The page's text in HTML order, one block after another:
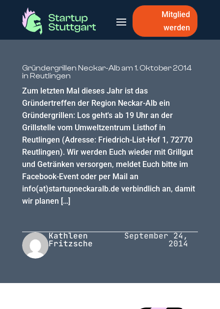
Mitglied
werden
Gründergrillen Neckar-Alb am 1. Oktober 2014
in Reutlingen
Zum letzten Mal dieses Jahr ist das
Gründertreffen der Region Neckar-Alb ein
Gründergrillen: Los geht's ab 19 Uhr an der
Grillstelle vom Umweltzentrum Listhof in
Reutlingen (Adresse: Friedrich-List-Hof 1, 72770
Reutlingen). Wir werden Euch wieder mit Grillgut
und Getränken versorgen, meldet Euch bitte im
Facebook-Event oder per Mail an
info(at)startupneckaralb.de verbindlich an, damit
wir planen […]
Kathleen
Fritzsche
September 24,
2014